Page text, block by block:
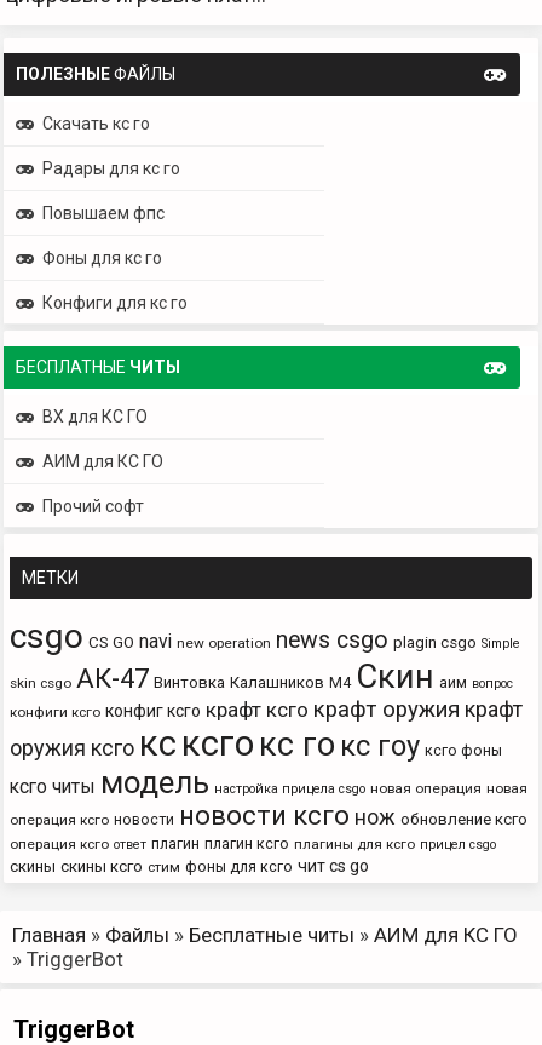
ПОЛЕЗНЫЕФАЙЛЫ
Скачать кс го
Радары для кс го
Повышаем фпс
Фоны для кс го
Конфиги для кс го
БЕСПЛАТНЫЕ ЧИТЫ
ВХ для КС ГО
АИМ для КС ГО
Прочий софт
МЕТКИ
csgo CS GO navi new operation news csgo plagin csgo Simple
skin csgo АК-47 Винтовка Калашников М4 Скин аим вопрос
конфиги ксго конфиг ксго крафт ксго крафт оружия крафт
оружия ксго кс ксго кс го кс гоу ксго фоны
ксго читы модель настройка прицела csgo новая операция новая
операция ксго новости новости ксго нож обновление ксго
операция ксго ответ плагин плагин ксго плагины для ксго прицел csgo
скины скины ксго стим фоны для ксго чит cs go
Главная » Файлы » Бесплатные читы » АИМ для КС ГО
» TriggerBot
TriggerBot